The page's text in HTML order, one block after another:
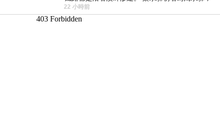
但因與臺鐵集集線車站同名，於1953
22 小時前